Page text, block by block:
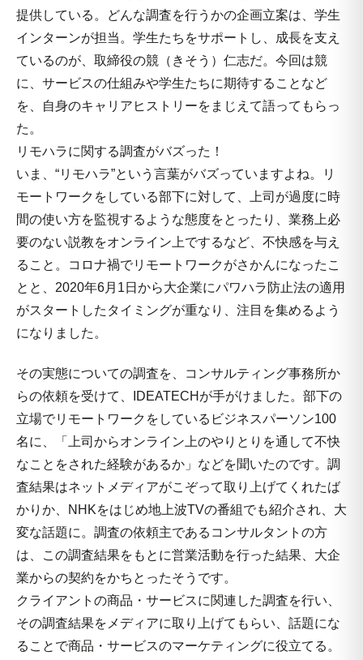
提供している。どんな調査を行うかの企画立案は、学生
インターンが担当。学生たちをサポートし、成長を支え
ているのが、取締役の競（きそう）仁志だ。今回は競
に、サービスの仕組みや学生たちに期待することなど
を、自身のキャリアヒストリーをまじえて語ってもらっ
た。
リモハラに関する調査がバズった！
いま、“リモハラ”という言葉がバズっていますよね。リ
モートワークをしている部下に対して、上司が過度に時
間の使い方を監視するような態度をとったり、業務上必
要のない説教をオンライン上でするなど、不快感を与え
ること。コロナ禍でリモートワークがさかんになったこ
とと、2020年6月1日から大企業にパワハラ防止法の適用
がスタートしたタイミングが重なり、注目を集めるよう
になりました。
その実態についての調査を、コンサルティング事務所か
らの依頼を受けて、IDEATECHが手がけました。部下の
立場でリモートワークをしているビジネスパーソン100
名に、「上司からオンライン上のやりとりを通して不快
なことをされた経験があるか」などを聞いたのです。調
査結果はネットメディアがこぞって取り上げてくれたば
かりか、NHKをはじめ地上波TVの番組でも紹介され、大
変な話題に。調査の依頼主であるコンサルタントの方
は、この調査結果をもとに営業活動を行った結果、大企
業からの契約をかちとったそうです。
クライアントの商品・サービスに関連した調査を行い、
その調査結果をメディアに取り上げてもらい、話題にな
ることで商品・サービスのマーケティングに役立てる。